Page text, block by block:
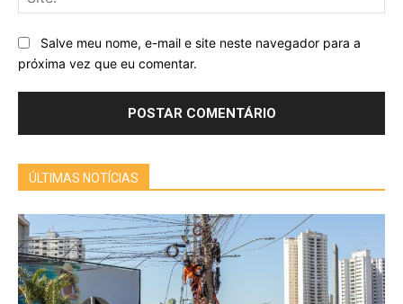
Salve meu nome, e-mail e site neste navegador para a
próxima vez que eu comentar.
ÚLTIMAS NOTÍCIAS